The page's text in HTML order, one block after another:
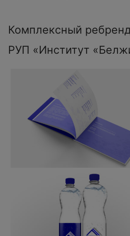
Комплексный
РУП «Институт